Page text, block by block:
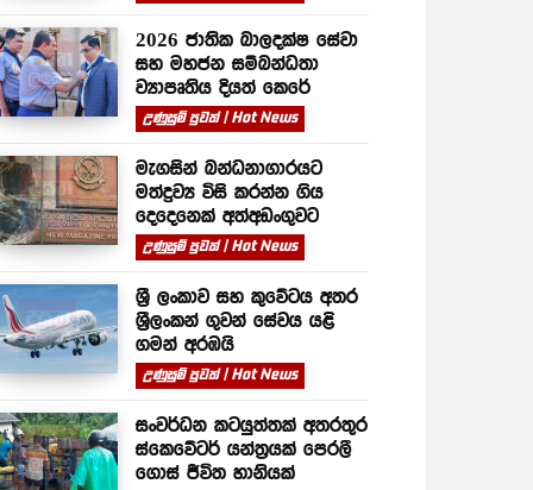
2026 ජාතික බාලදක්ෂ සේවා
සහ මහජන සම්බන්ධතා
ව්‍යාපෘතිය දියත් කෙරේ
උණුසුම් පුවත් | Hot News
මැගසින් බන්ධනාගාරයට
මත්ද්‍රව්‍ය විසි කරන්න ගිය
දෙදෙනෙක් අත්අඩංගුවට
උණුසුම් පුවත් | Hot News
ශ්‍රී ලංකාව සහ කුවේටය අතර
ශ්‍රීලංකන් ගුවන් සේවය යළි
ගමන් අරඹයි
උණුසුම් පුවත් | Hot News
සංවර්ධන කටයුත්තක් අතරතුර
ස්කෙවේටර් යන්ත්‍රයක් පෙරලී
ගොස් ජීවිත හානියක්